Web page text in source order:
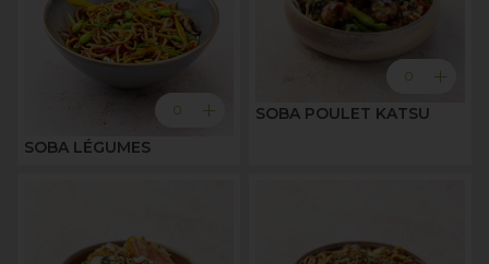
0 add
SOBA LÉGUMES
0 add
SOBA POULET KATSU